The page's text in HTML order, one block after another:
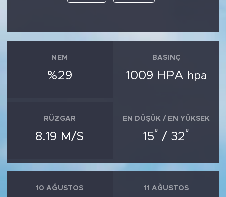
NEM
%29
BASINÇ
1009 HPA hpa
RÜZGAR
8.19 M/S
EN DÜŞÜK / EN YÜKSEK
15° / 32°
10 AĞUSTOS 11 AĞUSTOS